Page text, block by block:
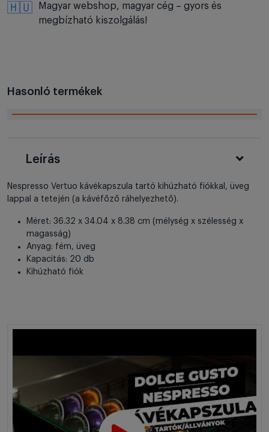
🇭🇺
Magyar webshop, magyar cég – gyors és
megbízható kiszolgálás!
Hasonló termékek
Leírás
Nespresso Vertuo kávékapszula tartó kihúzható fiókkal, üveg
lappal a tetején (a kávéfőző ráhelyezhető).
Méret: 36.32 x 34.04 x 8.38 cm (mélység x szélesség x
magasság)
Anyag: fém, üveg
Kapacitás: 20 db
Kihúzható fiók